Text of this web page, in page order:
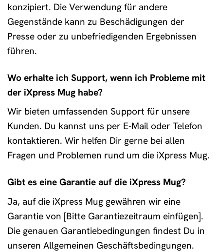
konzipiert. Die Verwendung für andere
Gegenstände kann zu Beschädigungen der
Presse oder zu unbefriedigenden Ergebnissen
führen.
Wo erhalte ich Support, wenn ich Probleme mit
der iXpress Mug habe?
Wir bieten umfassenden Support für unsere
Kunden. Du kannst uns per E-Mail oder Telefon
kontaktieren. Wir helfen Dir gerne bei allen
Fragen und Problemen rund um die iXpress Mug.
Gibt es eine Garantie auf die iXpress Mug?
Ja, auf die iXpress Mug gewähren wir eine
Garantie von [Bitte Garantiezeitraum einfügen].
Die genauen Garantiebedingungen findest Du in
unseren Allgemeinen Geschäftsbedingungen.